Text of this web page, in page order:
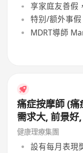
享家庭友善假
特别/额外事
MDRT導師
痛症按摩師 (
需求大, 前景好
專業同事協助
健康理療集團
設有每月表現